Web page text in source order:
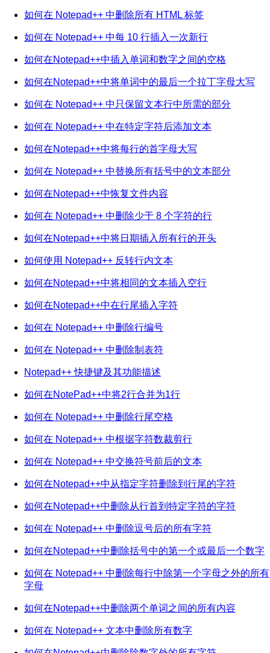
如何在 Notepad++ 中删除所有 HTML 标签
如何在 Notepad++ 中每 10 行插入一次新行
如何在Notepad++中插入单词和数字之间的空格
如何在Notepad++中将单词中的最后一个拉丁字母大写
如何在 Notepad++ 中只保留文本行中所需的部分
如何在 Notepad++ 中在特定字符后添加文本
如何在Notepad++中将每行的首字母大写
如何在 Notepad++ 中替换所有括号中的文本部分
如何在Notepad++中恢复文件内容
如何在 Notepad++ 中删除少于 8 个字符的行
如何在Notepad++中将日期插入所有行的开头
如何使用 Notepad++ 反转行内文本
如何在Notepad++中将相同的文本插入空行
如何在Notepad++中在行尾插入字符
如何在 Notepad++ 中删除行编号
如何在 Notepad++ 中删除制表符
Notepad++ 快捷键及其功能描述
如何在NotePad++中将2行合并为1行
如何在 Notepad++ 中删除行尾空格
如何在 Notepad++ 中根据字符数裁剪行
如何在 Notepad++ 中交换符号前后的文本
如何在Notepad++中从指定字符删除到行尾的字符
如何在Notepad++中删除从行首到特定字符的字符
如何在 Notepad++ 中删除逗号后的所有字符
如何在Notepad++中删除括号中的第一个或最后一个数字
如何在 Notepad++ 中删除每行中除第一个字母之外的所有
字母
如何在Notepad++中删除两个单词之间的所有内容
如何在 Notepad++ 文本中删除所有数字